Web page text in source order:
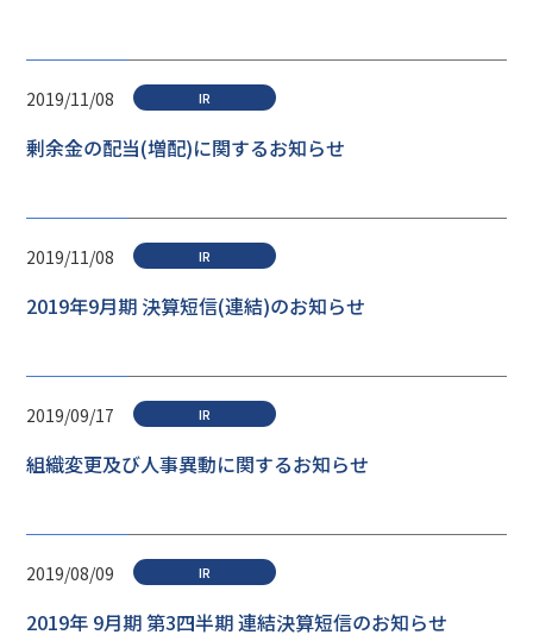
2019/11/08 IR
剰余金の配当(増配)に関するお知らせ
2019/11/08 IR
2019年9月期 決算短信(連結)のお知らせ
2019/09/17 IR
組織変更及び人事異動に関するお知らせ
2019/08/09 IR
2019年 9月期 第3四半期 連結決算短信のお知らせ